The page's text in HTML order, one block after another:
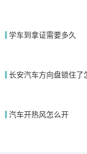
学车到拿证需要多久
长安汽车方向盘锁住了
汽车开热风怎么开